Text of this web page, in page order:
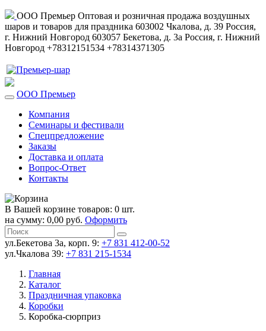
ООО Премьер Оптовая и розничная продажа воздушных
шаров и товаров для праздника 603002 Чкалова, д. 39 Россия,
г. Нижний Новгород 603057 Бекетова, д. 3а Россия, г. Нижний
Новгород +78312151534 +78314371305
ООО Премьер
Компания
Семинары и фестивали
Спецпредложение
Заказы
Доставка и оплата
Вопрос-Ответ
Контакты
В Вашей корзине товаров: 0 шт.
на сумму: 0,00 руб. Оформить
ул.Бекетова 3а, корп. 9: +7 831 412-00-52
ул.Чкалова 39: +7 831 215-1534
Главная
Каталог
Праздничная упаковка
Коробки
Коробка-сюрприз